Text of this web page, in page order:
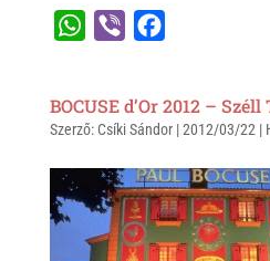
t
p
p
e
e
o
o
k
BOCUSE d’Or 2012 –
Szerző: Csíki Sándor|2012/03/22 |